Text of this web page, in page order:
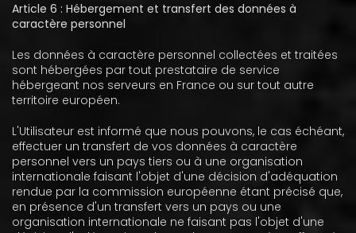
Article 6 : Hébergement et transfert des données à
caractère personnel
Les données à caractère personnel collectées et traitées
sont hébergées par tout prestataire de service
hébergeant nos serveurs en France ou sur tout autre
territoire européen.
L'Utilisateur est informé que nous pouvons, le cas échéant,
effectuer un transfert de vos données à caractère
personnel vers un pays tiers ou à une organisation
internationale faisant l'objet d'une décision d'adéquation
rendue par la commission européenne étant précisé que,
en présence d'un transfert vers un pays ou une
organisation internationale ne faisant pas l'objet d'une